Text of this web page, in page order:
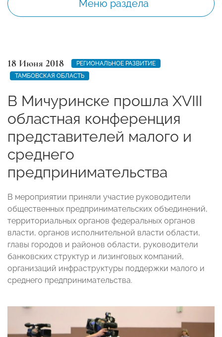
Меню раздела
18 Июня 2018
РЕГИОНАЛЬНОЕ РАЗВИТИЕ
ТАМБОВСКАЯ ОБЛАСТЬ
В Мичуринске прошла XVIII
областная конференция
представителей малого и
среднего
предпринимательства
В мероприятии приняли участие руководители
общественных предпринимательских объединений,
территориальных органов федеральных органов
власти, органов исполнительной власти области,
главы городов и районов области, руководители
банковских структур и лизинговых компаний,
организаций инфраструктуры поддержки малого и
среднего предпринимательства.